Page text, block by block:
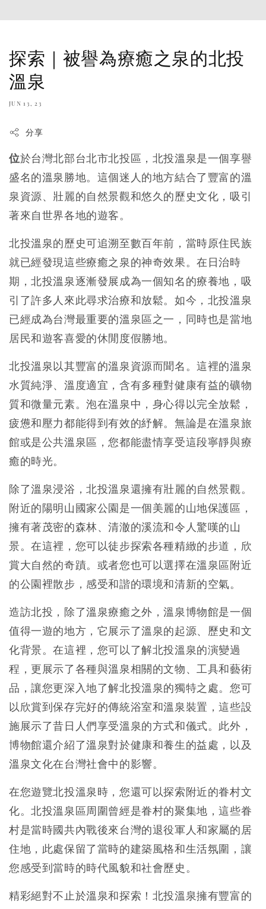
探索｜被譽為療癒之泉的北投
溫泉
JUN 13, 23
分享
位於台灣北部台北市北投區，北投溫泉是一個享譽
盛名的溫泉勝地。這個迷人的地方結合了豐富的溫
泉資源、壯麗的自然景觀和悠久的歷史文化，吸引
著來自世界各地的遊客。
北投溫泉的歷史可追溯至數百年前，當時原住民族
就已經發現這些療癒之泉的神奇效果。在日治時
期，北投溫泉逐漸發展成為一個知名的療養地，吸
引了許多人來此尋求治療和放鬆。如今，北投溫泉
已經成為台灣最重要的溫泉區之一，同時也是當地
居民和遊客喜愛的休閒度假勝地。
北投溫泉以其豐富的溫泉資源而聞名。這裡的溫泉
水質純淨、溫度適宜，含有多種對健康有益的礦物
質和微量元素。泡在溫泉中，身心得以完全放鬆，
疲憊和壓力都能得到有效的紓解。無論是在溫泉旅
館或是公共溫泉區，您都能盡情享受這段寧靜與療
癒的時光。
除了溫泉浸浴，北投溫泉還擁有壯麗的自然景觀。
附近的陽明山國家公園是一個美麗的山地保護區，
擁有著茂密的森林、清澈的溪流和令人驚嘆的山
景。在這裡，您可以徒步探索各種精緻的步道，欣
賞大自然的奇蹟。或者您也可以選擇在溫泉區附近
的公園裡散步，感受和諧的環境和清新的空氣。
造訪北投，除了溫泉療癒之外，溫泉博物館是一個
值得一遊的地方，它展示了溫泉的起源、歷史和文
化背景。在這裡，您可以了解北投溫泉的演變過
程，更展示了各種與溫泉相關的文物、工具和藝術
品，讓您更深入地了解北投溫泉的獨特之處。您可
以欣賞到保存完好的傳統浴室和溫泉裝置，這些設
施展示了昔日人們享受溫泉的方式和儀式。此外，
博物館還介紹了溫泉對於健康和養生的益處，以及
溫泉文化在台灣社會中的影響。
在您遊覽北投溫泉時，您還可以探索附近的眷村文
化。北投溫泉區周圍曾經是眷村的聚集地，這些眷
村是當時國共內戰後來台灣的退役軍人和家屬的居
住地，此處保留了當時的建築風格和生活氛圍，讓
您感受到當時的時代風貌和社會歷史。
精彩絕對不止於溫泉和探索！北投溫泉擁有豐富的